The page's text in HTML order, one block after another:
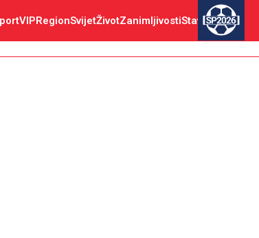
VIPRegionSvijetŽivotZanimljivostiStav SP2026